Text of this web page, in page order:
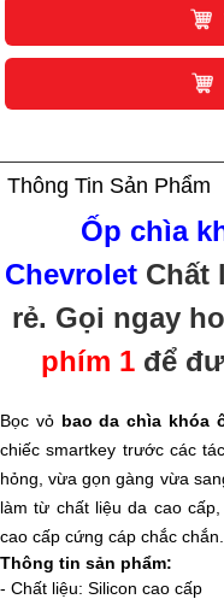
Thông Tin Sản Phẩm
Ốp chìa
ChevroletChất
rẻ. Gọi ngay
phím 1để
Bọc vỏ bao da chìa khóa
chiếc smartkey trước các
hỏng, vừa gọn gàng vừa
làm từ chất liệu da cao
cao cấp cứng cáp chắc chắn.
Thông tin sản phẩm:
- Chất liệu: Silicon cao cấp